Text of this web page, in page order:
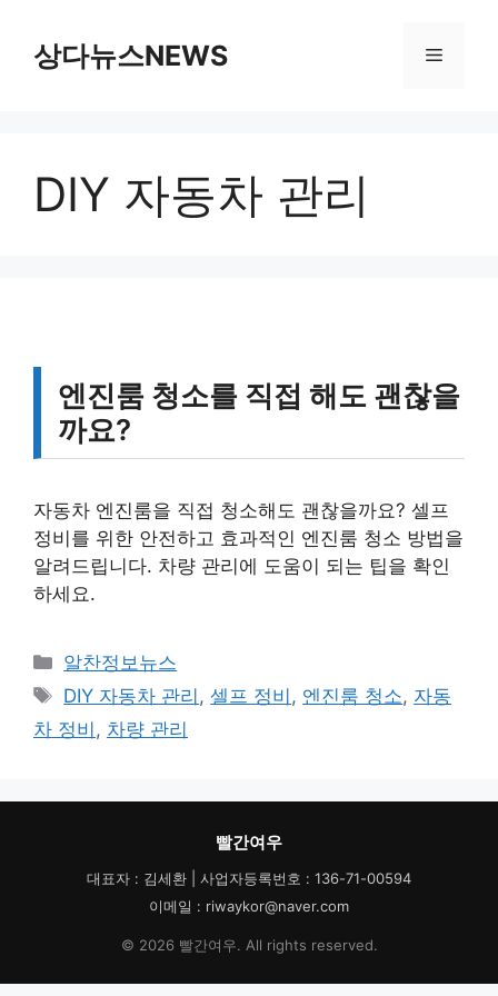
상다뉴스NEWS 메
DIY 자동차 관리
엔진룸 청소를 직접 해도 괜찮을
까요?
자동차 엔진룸을 직접 청소해도 괜찮을까요? 셀프
정비를 위한 안전하고 효과적인 엔진룸 청소 방법을
알려드립니다. 차량 관리에 도움이 되는 팁을 확인
하세요.
카
테
리
알찬정보뉴스
태
그
DIY 자동차 관리 ,셀프 정비 , 엔진룸 청소, 자동
차 정비 , 차량 관리
빨간여우
대표자 : 김세환 | 사업자등록번호 : 136-71-00594
이메일 : riwaykor@naver.com
© 2026 빨간여우. All rights reserved.